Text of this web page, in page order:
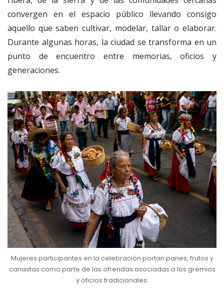
convergen en el espacio público llevando consigo
aquello que saben cultivar, modelar, tallar o elaborar.
Durante algunas horas, la ciudad se transforma en un
punto de encuentro entre memorias, oficios y
generaciones.
Mujeres participantes en la celebración portan panes, frutos y
canastas como parte de las ofrendas asociadas a los gremios
y oficios tradicionales.